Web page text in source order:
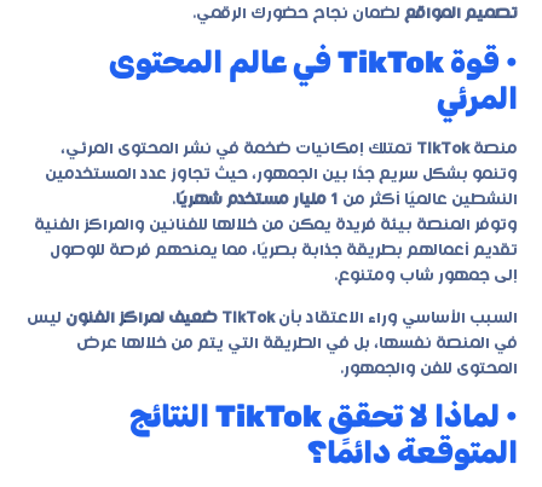
تصميم المواقع لضمان نجاح حضورك الرقمي.
• قوة TikTok في عالم المحتوى
المرئي
منصةTikTok تمتلك إمكانيات ضخمة في نشر المحتوى المرئي،
وتنمو بشكل سريع جدًا بين الجمهور، حيث تجاوز عدد المستخدمين
النشطين عالميًا أكثر من 1 مليار مستخدم شهريًا
.
وتوفر المنصة بيئة فريدة يمكن من خلالها للفنانين والمراكز الفنية
تقديم أعمالهم بطريقة جذابة بصريًا، مما يمنحهم فرصة للوصول
إلى جمهور شاب ومتنوع.
السبب الأساسي وراء الاعتقاد بأنTikTok ضعيف لمراكز الفنون
ليس
في المنصة نفسها، بل في الطريقة التي يتم من خلالها عرض
المحتوى للفن والجمهور.
• لماذا لا تحقق TikTok النتائج
المتوقعة دائمًا؟